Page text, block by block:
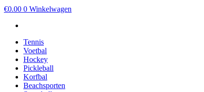
€0.00 0 Winkelwagen
Tennis
Voetbal
Hockey
Pickleball
Korfbal
Beachsporten